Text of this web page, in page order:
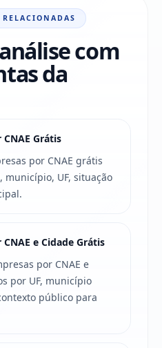
RELACIONADAS
com
da
Grátis
por CNAE grátis
município, UF, situação
e Cidade Grátis
por CNAE e
por UF, município
público para